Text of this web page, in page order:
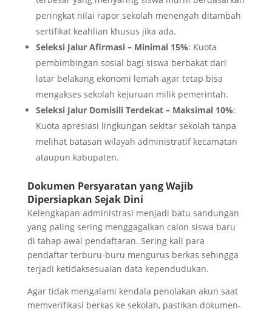
peringkat nilai rapor sekolah menengah ditambah
sertifikat keahlian khusus jika ada.
Seleksi Jalur Afirmasi – Minimal 15%: Kuota
pembimbingan sosial bagi siswa berbakat dari
latar belakang ekonomi lemah agar tetap bisa
mengakses sekolah kejuruan milik pemerintah.
Seleksi Jalur Domisili Terdekat – Maksimal 10%:
Kuota apresiasi lingkungan sekitar sekolah tanpa
melihat batasan wilayah administratif kecamatan
ataupun kabupaten.
Dokumen Persyaratan yang Wajib
Dipersiapkan Sejak Dini
Kelengkapan administrasi menjadi batu sandungan
yang paling sering menggagalkan calon siswa baru
di tahap awal pendaftaran. Sering kali para
pendaftar terburu-buru mengurus berkas sehingga
terjadi ketidaksesuaian data kependudukan.
Agar tidak mengalami kendala penolakan akun saat
memverifikasi berkas ke sekolah, pastikan dokumen-